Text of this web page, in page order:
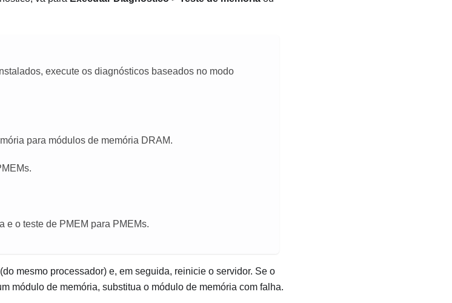
execute os diagnósticos baseados no modo
para módulos de memória DRAM.
e o teste de PMEM para PMEMs.
mesmo processador) e, em seguida, reinicie o servidor. Se o
módulo de memória, substitua o módulo de memória com falha.